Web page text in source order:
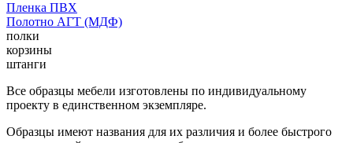
Пленка ПВХ
Полотно АГТ (МДФ)
полки
корзины
штанги
Все образцы мебели изготовлены по индивидуальному
проекту в единственном экземпляре.
Образцы имеют названия для их различия и более быстрого